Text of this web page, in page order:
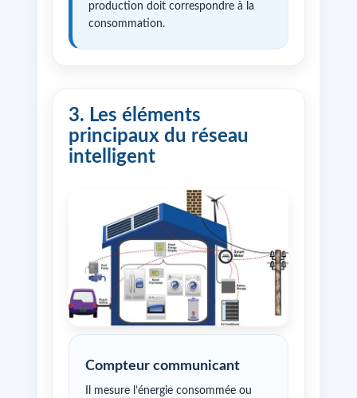
production doit correspondre à la
consommation.
3. Les éléments
principaux du réseau
intelligent
Compteur communicant
Il mesure l’énergie consommée ou